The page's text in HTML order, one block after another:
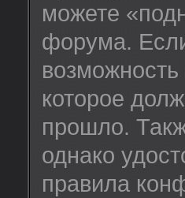
можете
форума. Если
которое
прошло.
однако
правила